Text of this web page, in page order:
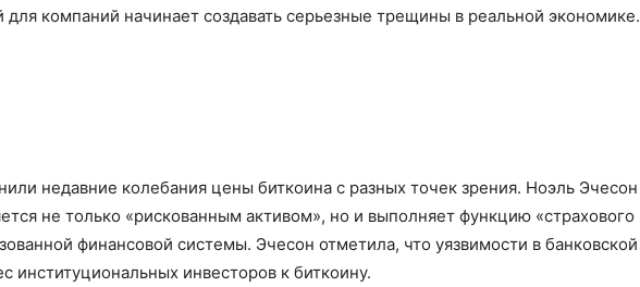
для компаний начинает создавать серьезные трещины в реальной экономике.
недавние колебания цены биткоина с разных точек зрения. Ноэль Эчесон
не только «рискованным активом», но и выполняет функцию «страхового
финансовой системы. Эчесон отметила, что уязвимости в банковской
институциональных инвесторов к биткоину.